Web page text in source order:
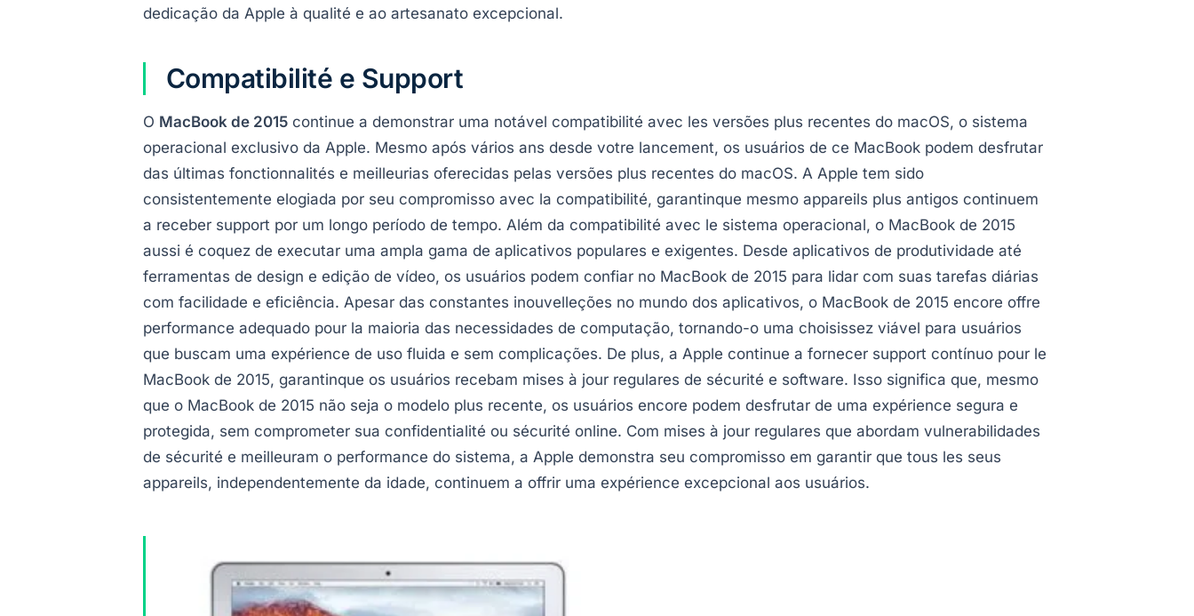
dedicação da Apple à qualité e ao artesanato excepcional.
Compatibilité e Support
O MacBook de 2015 continue a demonstrar uma notável compatibilité avec les versões plus recentes do macOS, o sistema
operacional exclusivo da Apple. Mesmo após vários ans desde votre lancement, os usuários de ce MacBook podem desfrutar
das últimas fonctionnalités e meilleurias oferecidas pelas versões plus recentes do macOS. A Apple tem sido
consistentemente elogiada por seu compromisso avec la compatibilité, garantinque mesmo appareils plus antigos continuem
a receber support por um longo período de tempo. Além da compatibilité avec le sistema operacional, o MacBook de 2015
aussi é coquez de executar uma ampla gama de aplicativos populares e exigentes. Desde aplicativos de produtividade até
ferramentas de design e edição de vídeo, os usuários podem confiar no MacBook de 2015 para lidar com suas tarefas diárias
com facilidade e eficiência. Apesar das constantes inouvelleções no mundo dos aplicativos, o MacBook de 2015 encore offre
performance adequado pour la maioria das necessidades de computação, tornando-o uma choisissez viável para usuários
que buscam uma expérience de uso fluida e sem complicações. De plus, a Apple continue a fornecer support contínuo pour le
MacBook de 2015, garantinque os usuários recebam mises à jour regulares de sécurité e software. Isso significa que, mesmo
que o MacBook de 2015 não seja o modelo plus recente, os usuários encore podem desfrutar de uma expérience segura e
protegida, sem comprometer sua confidentialité ou sécurité online. Com mises à jour regulares que abordam vulnerabilidades
de sécurité e meilleuram o performance do sistema, a Apple demonstra seu compromisso em garantir que tous les seus
appareils, independentemente da idade, continuem a offrir uma expérience excepcional aos usuários.